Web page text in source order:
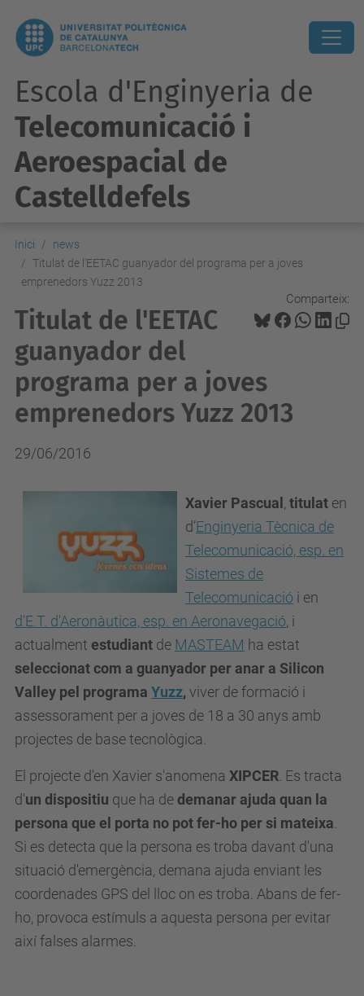
Escola d'Enginyeria de
Telecomunicació i
Aeroespacial de
Castelldefels
Inici
news
Titulat de l'EETAC guanyador del programa per a joves
emprenedors Yuzz 2013
Comparteix:
Titulat de l'EETAC
guanyador del
programa per a joves
emprenedors Yuzz 2013
29/06/2016
Xavier Pascual , titulat en
d’Enginyeria Tècnica de
Telecomunicació, esp. en
Sistemes de
Telecomunicació i en
d'E.T. d'Aeronàutica, esp. en Aeronavegació, i
actualment estudiant de MASTEAM ha estat
seleccionat com a guanyador per anar a Silicon
Valley pel programa Yuzz,viver de formació i
assessorament per a joves de 18 a 30 anys amb
projectes de base tecnològica
El projecte d'en Xavier s'anomena XIPCER . Es tracta
d'un dispositiu que ha dedemanar ajuda quan la
persona que el porta no pot fer-ho per si mateixa
Si es detecta que la persona es troba davant d'una
situació d'emergència, demana ajuda enviant les
coordenades GPS del lloc on es troba. Abans de fer-
ho, provoca estímuls a aquesta persona per evitar
així falses alarmes.